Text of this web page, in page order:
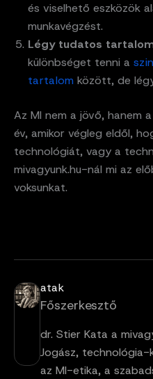
és viselhető eszközök
munkavégzést.
Légy tudatos
különbséget tenni a
tartalom között, de
Az MI nem a jövő, hanem
év, amikor végleg eldől,
technológiát, vagy a
mivagyunk.hu-nál mi az
voksunkat.
atak
Főszerkesztő
dr. Stier Kata a
Jogász,
az MI-etika, a